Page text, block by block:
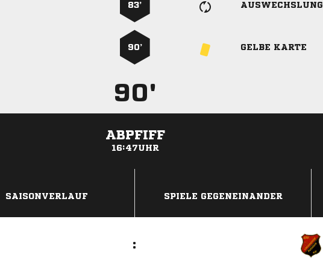
83’ AUSWECHSLUNG
90’ GELBE KARTE
90'
ABPFIFF
16:47UHR
SAISONVERLAUF SPIELE GEGENEINANDER
: